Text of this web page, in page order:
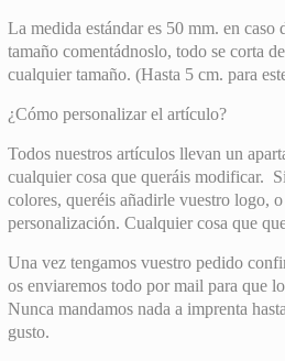
La medida estándar es 50 mm. en
tamaño comentádnoslo, todo se corta
cualquier tamaño. (Hasta 5 cm. para
¿Cómo personalizar el artículo?
Todos nuestros artículos llevan un
cualquier cosa que queráis modificar.
colores, queréis añadirle vuestro logo,
personalización. Cualquier cosa que
Una vez tengamos vuestro pedido
os enviaremos todo por mail para que
Nunca mandamos nada a imprenta
gusto.